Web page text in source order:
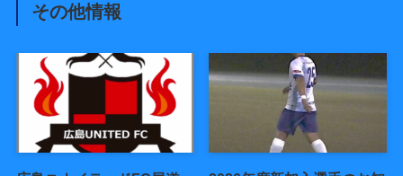
その他情報